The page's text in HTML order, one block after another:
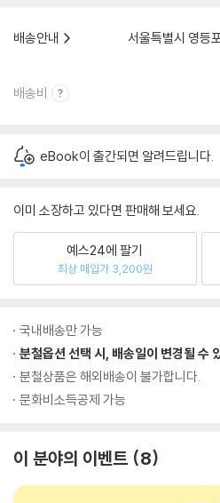
배송안내
서울특별시 영등
배송비
eBook이 출간되면 알려드립니다.
이미 소장하고 있다면 판매해 보세요.
예스24에 팔기
최상 매입가 3,200원
국내배송만 가능
분철옵션 선택 시, 배송일이 변경될 수
분철상품은 해외배송이 불가합니다.
문화비소득공제 가능
이 분야의 이벤트 8